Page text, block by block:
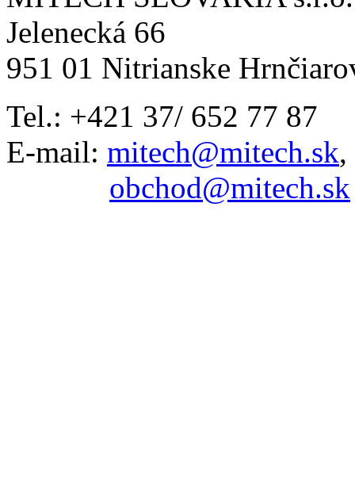
Jelenecká 66
951 01 Nitrianske
Tel.: +421 37/ 652 77 87
E-mail: mitech@mitech.sk,
obchod@mitech.sk